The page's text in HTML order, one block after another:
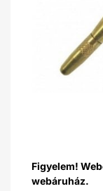
Figyelem!
webáruház.